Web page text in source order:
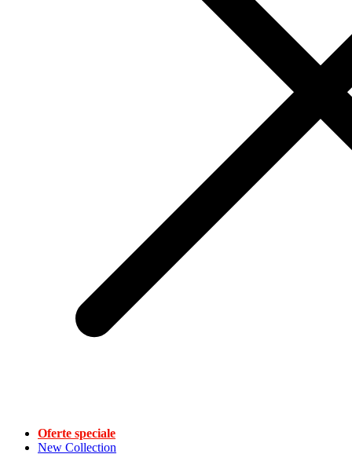
Oferte speciale
New Collection